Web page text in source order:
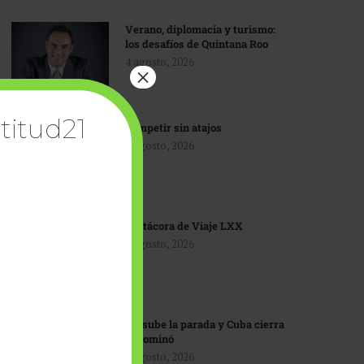
Verano, diplomacia y turismo:
los desafíos de Quintana Roo
4 agosto, 2026
Competir sin atajos
4 agosto, 2026
Bitácora de Viaje LXX
3 agosto, 2026
EU sube la parada y Cuba cierra
el dominó
3 agosto, 2026
×